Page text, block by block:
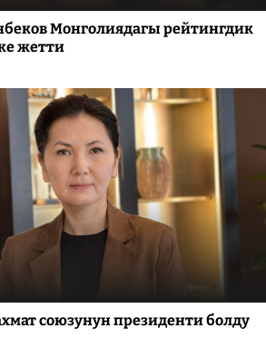
Монголиядагы рейтингдик
жетти
союзунун президенти болду